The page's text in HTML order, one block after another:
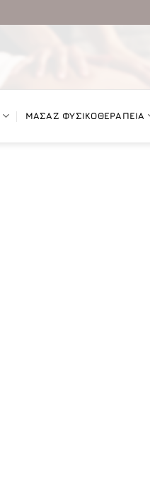
ΜΑΣΑΖ ΦΥΣΙΚΟΘΕΡΑΠΕΙΑ